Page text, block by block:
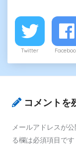
Twitter
コメントを
メールアドレスが
る欄は必須項目です